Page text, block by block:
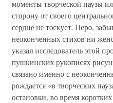
моменты творческой паузы
сторону от своего
сердце не тоскует. Перо,
неоконченных стихов ни
указал исследователь этой
пушкинских рукописях
связано именно с
рождается «в творческих
остановки, во время